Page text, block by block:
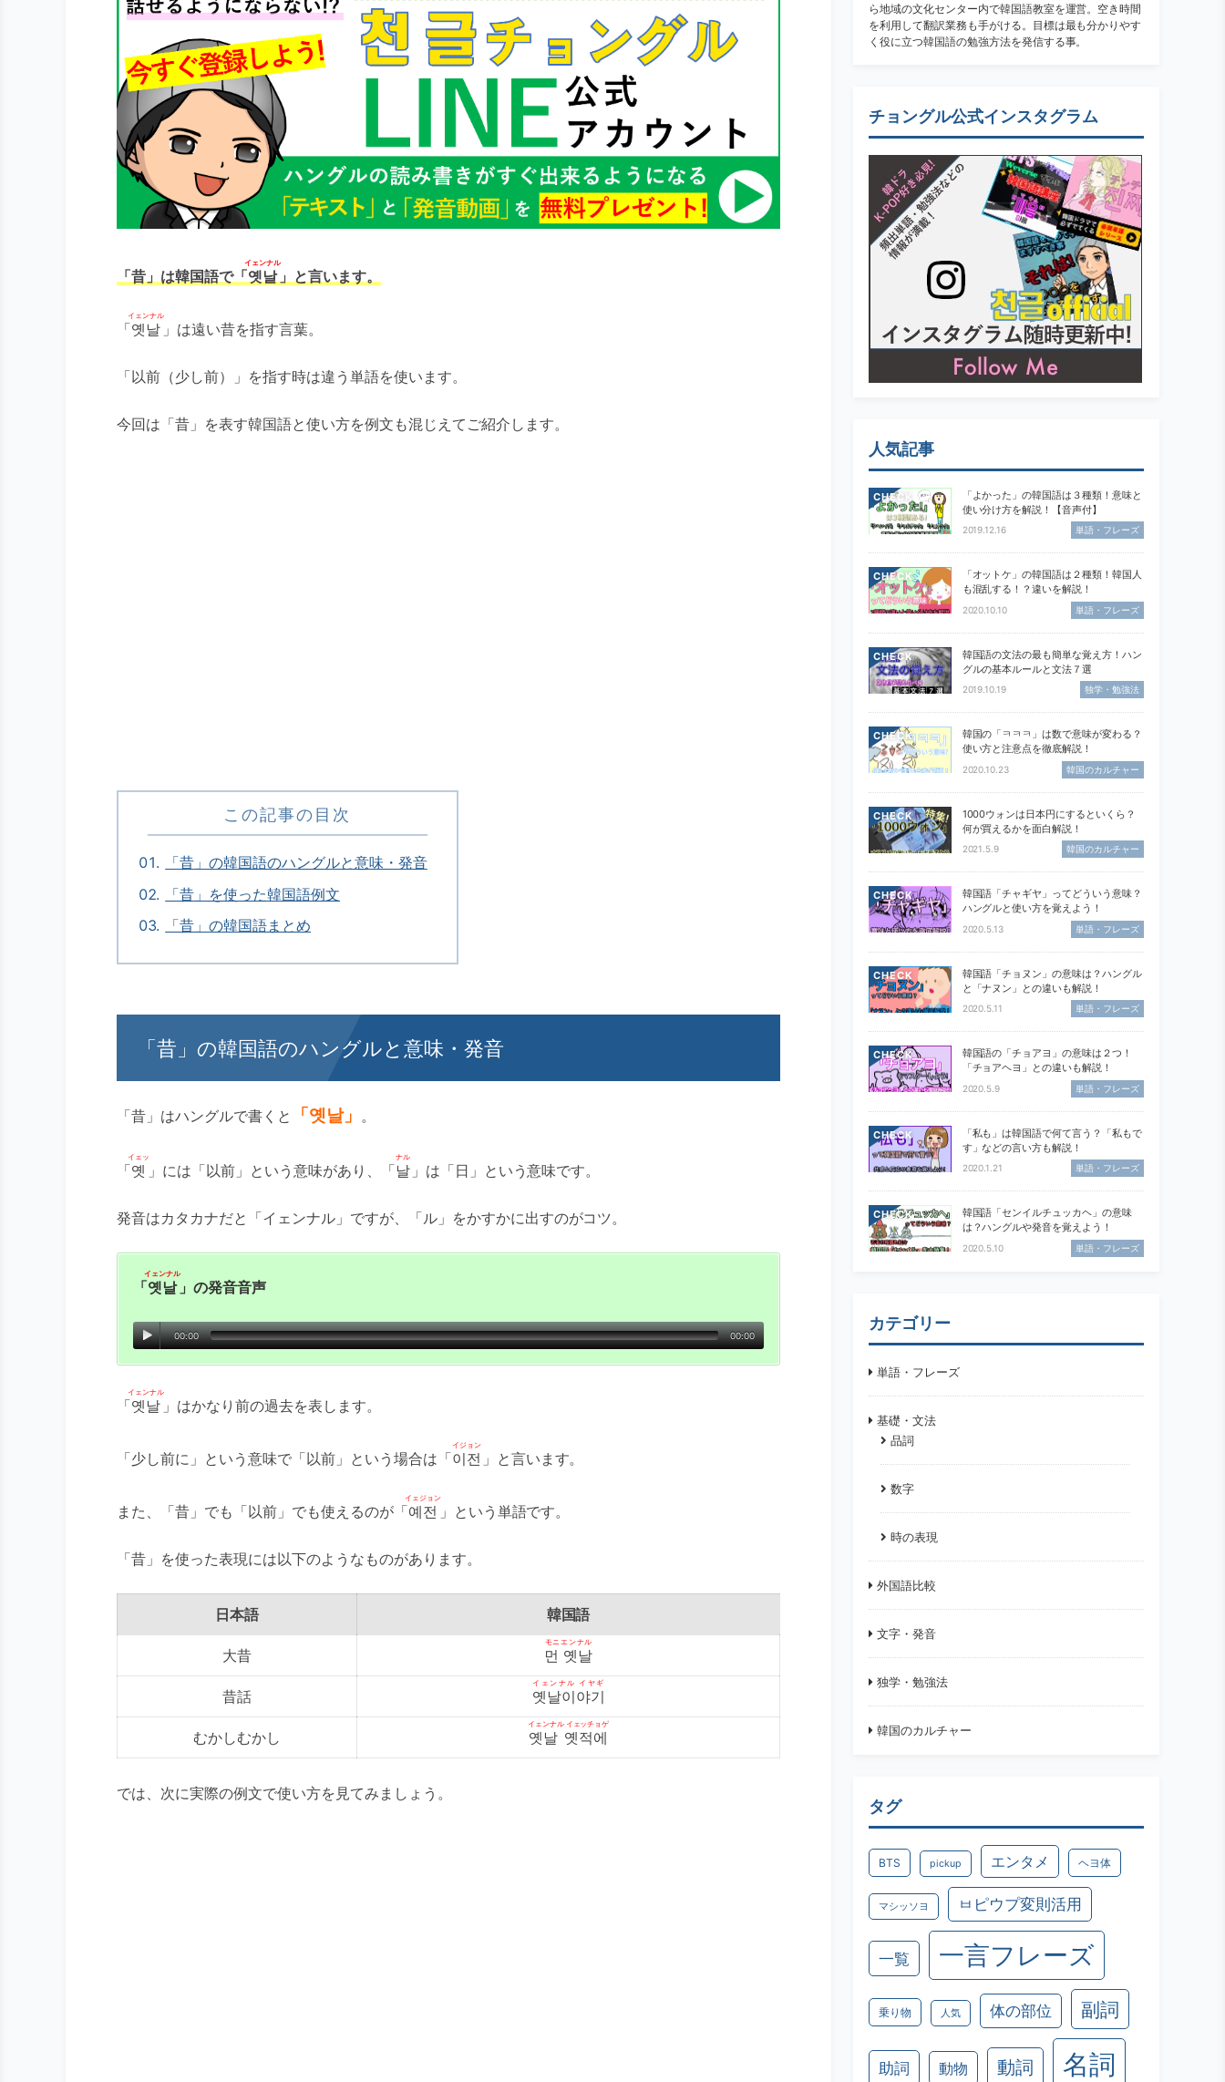
「昔」は韓国語で「옛날
イェンナル
」と言います。
「옛날
イェンナル
」は遠い昔を指す言葉。
「以前（少し前）」を指す時は違う単語を使います。
今回は「昔」を表す韓国語と使い方を例文も混じえてご紹介します。
この記事の目次
「昔」の韓国語のハングルと意味・発音
「昔」を使った韓国語例文
「昔」の韓国語まとめ
「昔」の韓国語のハングルと意味・発音
「昔」はハングルで書くと 「옛날」 。
「옛
イェッ
」には「以前」という意味があり、「날
ナル
」は「日」という意味です。
発音はカタカナだと「イェンナル」ですが、「ル」をかすかに出すのがコツ。
「옛날
イェンナル
」の発音音声
00:00 00:00
「옛날
イェンナル
」はかなり前の過去を表します。
「少し前に」という意味で「以前」という場合は「이전
イジョン
」と言います。
また、「昔」でも「以前」でも使えるのが「예전
イェジョン
」という単語です。
「昔」を使った表現には以下のようなものがあります。
日本語 韓国語
大昔 먼 옛날
モニエンナル
昔話 옛날이야기
イェンナル イヤギ
むかしむかし 옛날 옛적에
イェンナル イェッチョゲ
では、次に実際の例文で使い方を見てみましょう。
ら地域の文化センター内で韓国語教室を運営。空き時間
を利用して翻訳業務も手がける。目標は最も分かりやす
く役に立つ韓国語の勉強方法を発信する事。
チョングル公式インスタグラム
人気記事
CHECK
「よかった」の韓国語は３種類！意味と
使い分け方を解説！【音声付】
2019.12.16 単語・フレーズ
CHECK
「オットケ」の韓国語は２種類！韓国人
も混乱する！？違いを解説！
2020.10.10 単語・フレーズ
CHECK
韓国語の文法の最も簡単な覚え方！ハン
グルの基本ルールと文法７選
2019.10.19 独学・勉強法
CHECK
韓国の「ㅋㅋㅋ」は数で意味が変わる？
使い方と注意点を徹底解説！
2020.10.23 韓国のカルチャー
CHECK
1000ウォンは日本円にするといくら？
何が買えるかを面白解説！
2021.5.9 韓国のカルチャー
CHECK
韓国語「チャギヤ」ってどういう意味？
ハングルと使い方を覚えよう！
2020.5.13 単語・フレーズ
CHECK
韓国語「チョヌン」の意味は？ハングル
と「ナヌン」との違いも解説！
2020.5.11 単語・フレーズ
CHECK
韓国語の「チョアヨ」の意味は２つ！
「チョアヘヨ」との違いも解説！
2020.5.9 単語・フレーズ
CHECK
「私も」は韓国語で何て言う？「私もで
す」などの言い方も解説！
2020.1.21 単語・フレーズ
CHECK
韓国語「センイルチュッカヘ」の意味
は？ハングルや発音を覚えよう！
2020.5.10 単語・フレーズ
カテゴリー
単語・フレーズ
基礎・文法
品詞
数字
時の表現
外国語比較
文字・発音
独学・勉強法
韓国のカルチャー
タグ
BTS pickup エンタメ ヘヨ体
マシッソヨ ㅂピウプ変則活用
一覧 一言フレーズ
乗り物 人気 体の部位 副詞
助詞 動物 動詞 名詞